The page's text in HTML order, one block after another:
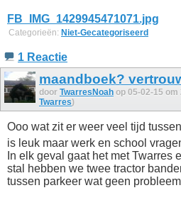
FB_IMG_1429945471071.jpg
Categorieën: Niet-Gecategoriseerd
1 Reactie
maandboek?
door TwarresNoah op 05-02-15 om
Twarres)
Ooo wat zit er weer veel tijd
is leuk maar werk en school
In elk geval gaat het met Twarres
stal hebben we twee tractor
tussen parkeer wat geen